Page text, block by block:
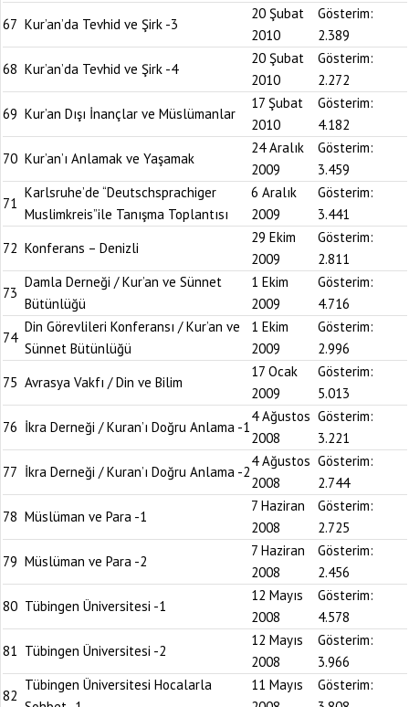
67 Kur’an’da Tevhid ve Şirk -3
20 Şubat
2010
Gösterim:
2.389
68 Kur’an’da Tevhid ve Şirk -4
20 Şubat
2010
Gösterim:
2.272
69 Kur’an Dışı İnançlar ve Müslümanlar
17 Şubat
2010
Gösterim:
4.182
70 Kur’an’ı Anlamak ve Yaşamak
24 Aralık
2009
Gösterim:
3.459
71
Karlsruhe’de “Deutschsprachiger
Muslimkreis”ile Tanışma Toplantısı
6 Aralık
2009
Gösterim:
3.441
72 Konferans – Denizli
29 Ekim
2009
Gösterim:
2.811
73
Damla Derneği / Kur’an ve Sünnet
Bütünlüğü
1 Ekim
2009
Gösterim:
4.716
74
Din Görevlileri Konferansı / Kur’an ve
Sünnet Bütünlüğü
1 Ekim
2009
Gösterim:
2.996
75 Avrasya Vakfı / Din ve Bilim
17 Ocak
2009
Gösterim:
5.013
76 İkra Derneği / Kuran’ı Doğru Anlama -1
4 Ağustos
2008
Gösterim:
3.221
77 İkra Derneği / Kuran’ı Doğru Anlama -2
4 Ağustos
2008
Gösterim:
2.744
78 Müslüman ve Para -1
7 Haziran
2008
Gösterim:
2.725
79 Müslüman ve Para -2
7 Haziran
2008
Gösterim:
2.456
80 Tübingen Üniversitesi -1
12 Mayıs
2008
Gösterim:
4.578
81 Tübingen Üniversitesi -2
12 Mayıs
2008
Gösterim:
3.966
82
Tübingen Üniversitesi Hocalarla
11 Mayıs
Gösterim: